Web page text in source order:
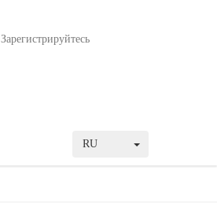
Зарегистрируйтесь
RU